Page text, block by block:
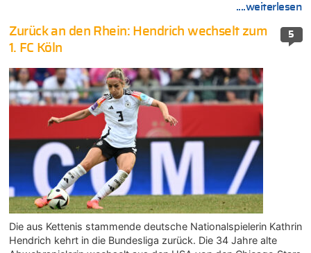
....weiterlesen
5
Zurück an den Rhein: Hendrich wechselt zum
1. FC Köln
Die aus Kettenis stammende deutsche Nationalspielerin Kathrin
Hendrich kehrt in die Bundesliga zurück. Die 34 Jahre alte